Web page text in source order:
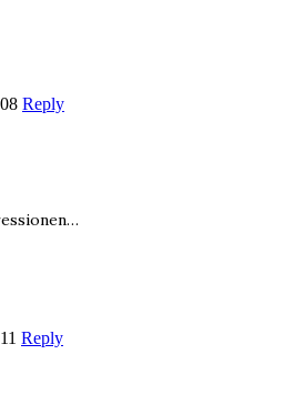
Reply
Reply